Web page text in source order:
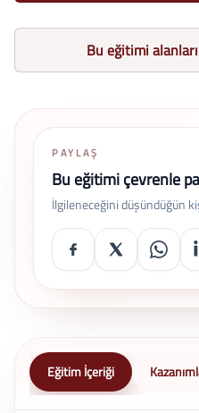
Bu eğitimi
PAYLAŞ
Bu eğitimi çevrenle
İlgileneceğini düşündüğün
Eğitim İçeriği